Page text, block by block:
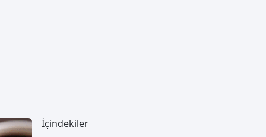
İçindekiler